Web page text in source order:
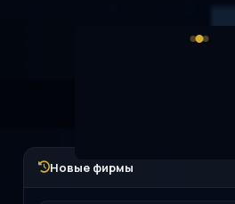
Новые фирмы